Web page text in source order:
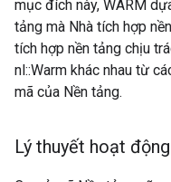
mục đích này, WARM
tảng mà Nhà tích hợp
tích hợp nền tảng chịu
nl::Warm khác nhau từ
mã của Nền tảng.
Lý thuyết hoạt